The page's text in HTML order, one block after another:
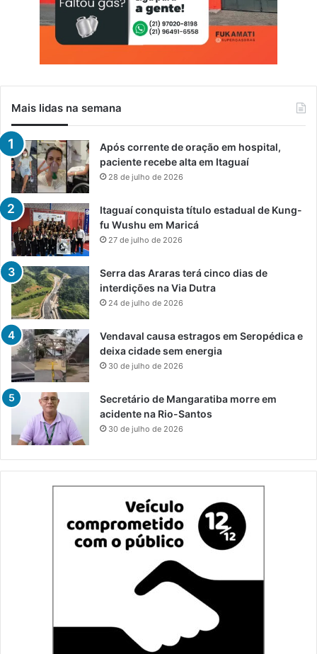
Mais lidas na semana
Após corrente de oração em hospital,
paciente recebe alta em Itaguaí
28 de julho de 2026
Itaguaí conquista título estadual de Kung-
fu Wushu em Maricá
27 de julho de 2026
Serra das Araras terá cinco dias de
interdições na Via Dutra
24 de julho de 2026
Vendaval causa estragos em Seropédica e
deixa cidade sem energia
30 de julho de 2026
Secretário de Mangaratiba morre em
acidente na Rio-Santos
30 de julho de 2026